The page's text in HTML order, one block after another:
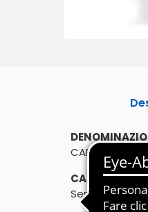
CARAMELLE
Senza glutine